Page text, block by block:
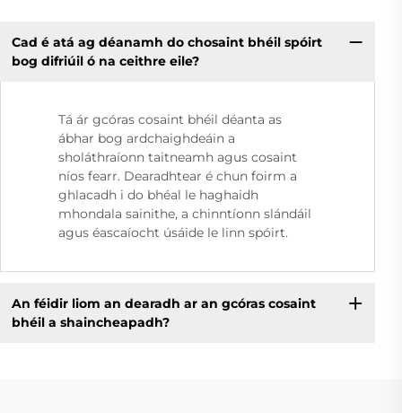
Cad é atá ag déanamh do chosaint bhéil spóirt
bog difriúil ó na ceithre eile?
Tá ár gcóras cosaint bhéil déanta as
ábhar bog ardchaighdeáin a
sholáthraíonn taitneamh agus cosaint
níos fearr. Dearadhtear é chun foirm a
ghlacadh i do bhéal le haghaidh
mhondala sainithe, a chinntíonn slándáil
agus éascaíocht úsáide le linn spóirt.
An féidir liom an dearadh ar an gcóras cosaint
bhéil a shaincheapadh?